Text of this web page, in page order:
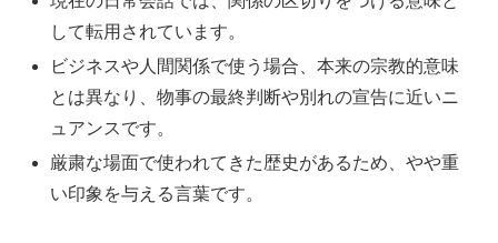
して転用されています。
ビジネスや人間関係で使う場合、本来の宗教的意味
とは異なり、物事の最終判断や別れの宣告に近いニ
ュアンスです。
厳粛な場面で使われてきた歴史があるため、やや重
い印象を与える言葉です。